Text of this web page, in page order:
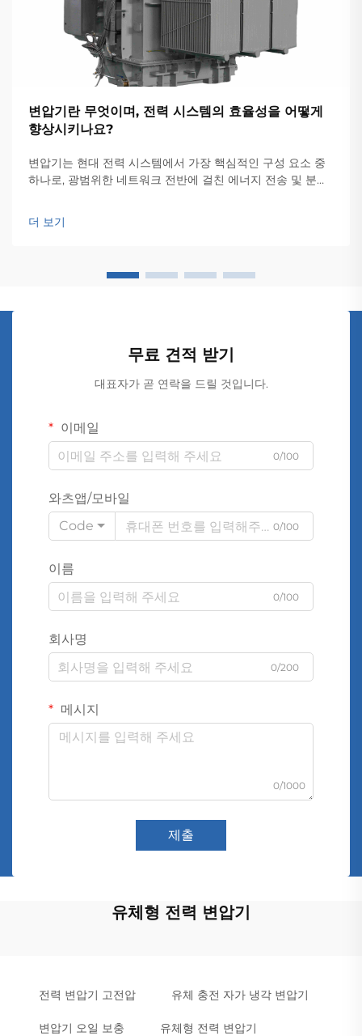
변압기란 무엇이며, 전력 시스템의 효율성을 어떻게
향상시키나요?
변압기는 현대 전력 시스템에서 가장 핵심적인 구성 요소 중
하나로, 광범위한 네트워크 전반에 걸친 에너지 전송 및 분배
전압 레벨 간의 원활한 변환을 가능하게 하여...
더 보기
무료 견적 받기
대표자가 곧 연락을 드릴 것입니다.
이메일
0/100
와츠앱/모바일
Code
0/100
이름
0/100
회사명
0/200
메시지
0/1000
제출
유체형 전력 변압기
전력 변압기 고전압 유체 충전 자가 냉각 변압기
변압기 오일 보충 유체형 전력 변압기